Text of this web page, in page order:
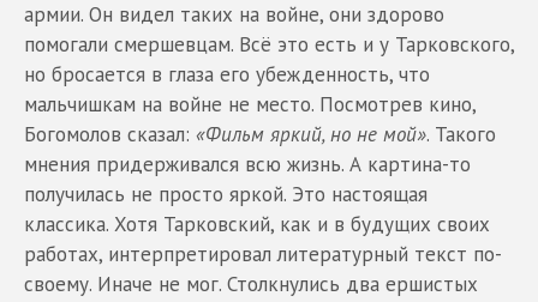
армии. Он видел таких на войне, они здорово
помогали смершевцам. Всё это есть и у Тарковского,
но бросается в глаза его убежденность, что
мальчишкам на войне не место. Посмотрев кино,
Богомолов сказал: «Фильм яркий, но не мой». Такого
мнения придерживался всю жизнь. А картина-то
получилась не просто яркой. Это настоящая
классика. Хотя Тарковский, как и в будущих своих
работах, интерпретировал литературный текст по-
своему. Иначе не мог. Столкнулись два ершистых